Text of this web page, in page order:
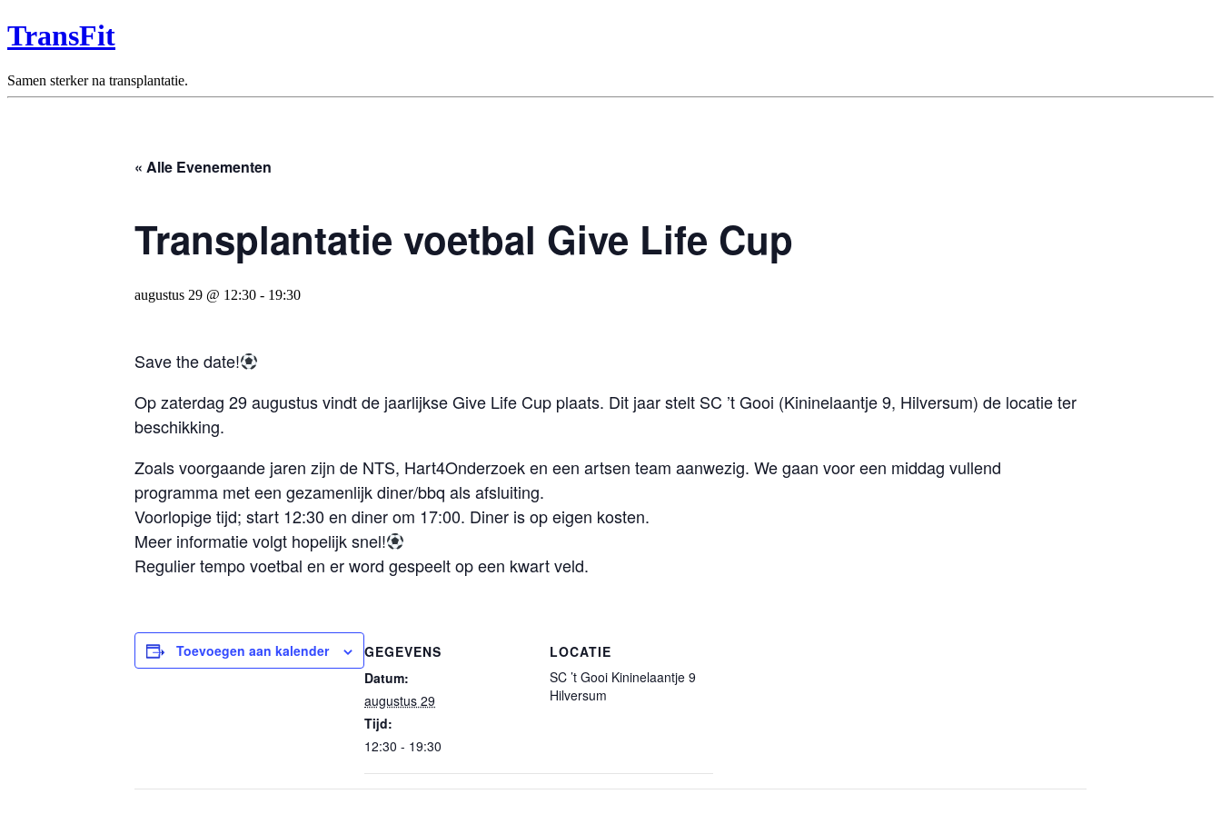
TransFit
Samen sterker na transplantatie.
« Alle Evenementen
Transplantatie voetbal Give Life Cup
augustus 29 @ 12:30 - 19:30
Save the date!
Op zaterdag 29 augustus vindt de jaarlijkse Give Life Cup plaats. Dit jaar stelt SC ’t Gooi (Kininelaantje 9, Hilversum) de locatie ter
beschikking.
Zoals voorgaande jaren zijn de NTS, Hart4Onderzoek en een artsen team aanwezig. We gaan voor een middag vullend
programma met een gezamenlijk diner/bbq als afsluiting.
Voorlopige tijd; start 12:30 en diner om 17:00. Diner is op eigen kosten.
Meer informatie volgt hopelijk snel!
Regulier tempo voetbal en er word gespeelt op een kwart veld.
Toevoegen aan kalender
GEGEVENS
Datum:
augustus 29
Tijd:
12:30 - 19:30
LOCATIE
SC ’t Gooi Kininelaantje 9
Hilversum